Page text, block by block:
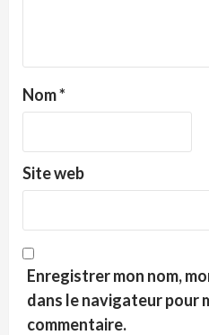
Nom*
Site web
Enregistrer mon nom,
dans le navigateur pour
commentaire.